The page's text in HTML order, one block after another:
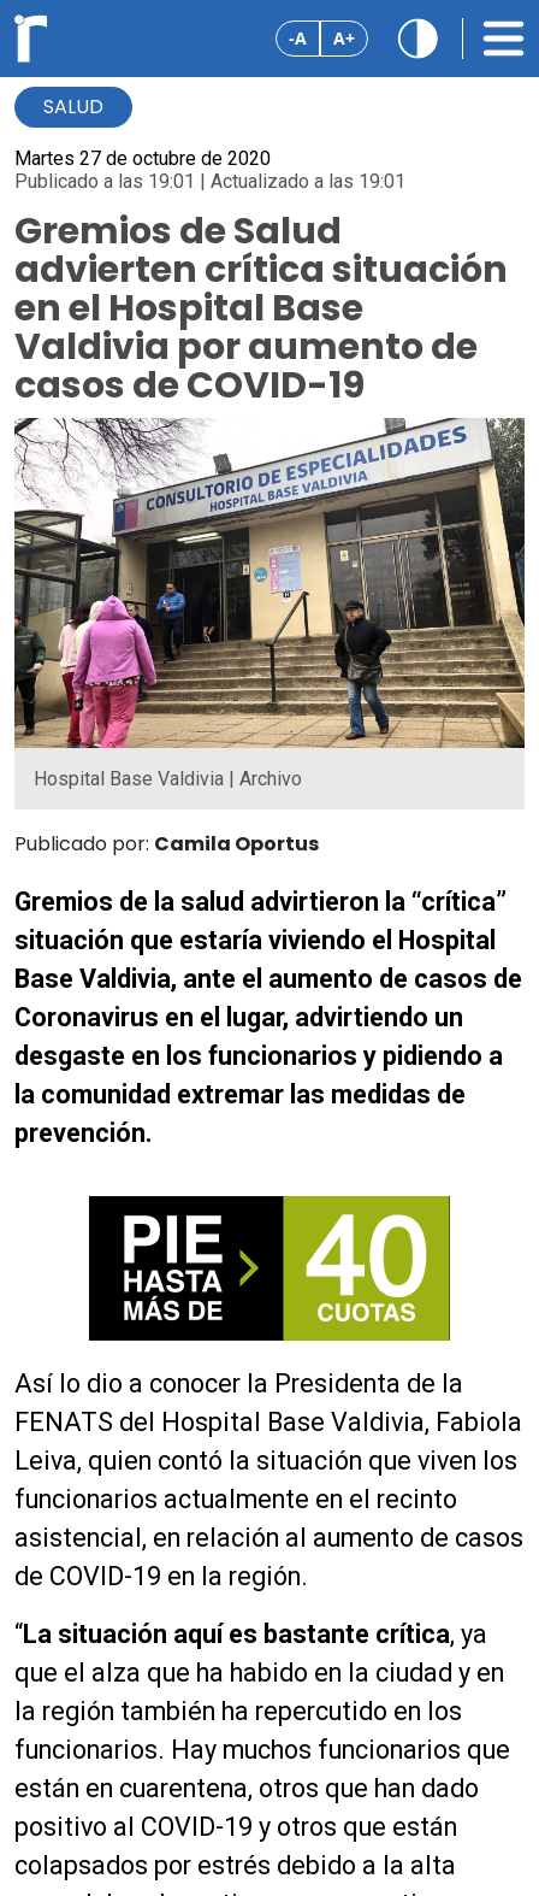
-A A+
SALUD
Martes 27 de octubre de 2020
Publicado a las 19:01 | Actualizado a las 19:01
Gremios de Salud
advierten crítica situación
en el Hospital Base
Valdivia por aumento de
casos de COVID-19
Hospital Base Valdivia | Archivo
Publicado por: Camila Oportus
Gremios de la salud advirtieron la “crítica”
situación que estaría viviendo el Hospital
Base Valdivia, ante el aumento de casos de
Coronavirus en el lugar, advirtiendo un
desgaste en los funcionarios y pidiendo a
la comunidad extremar las medidas de
prevención.
Así lo dio a conocer la Presidenta de la
FENATS del Hospital Base Valdivia, Fabiola
Leiva, quien contó la situación que viven los
funcionarios actualmente en el recinto
asistencial, en relación al aumento de casos
de COVID-19 en la región.
“La situación aquí es bastante crítica, ya
que el alza que ha habido en la ciudad y en
la región también ha repercutido en los
funcionarios. Hay muchos funcionarios que
están en cuarentena, otros que han dado
positivo al COVID-19 y otros que están
colapsados por estrés debido a la alta